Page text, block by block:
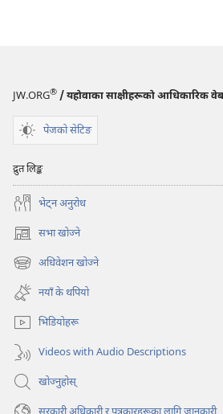
JW.ORG® / यहोवाका साक्षीहरूको आधिकारिक
पेजको सेटिङ
द्रुत लिङ्क
भेट्‌न अनुरोध
सभा खोज्ने
(ब्राउजरको
अर्को
ट्याबमा
नयाँ
पृष्ठ
खुल्नेछ)
अधिवेशन खोज्ने
(ब्राउजरको
अर्को
ट्याबमा
नयाँ
पृष्ठ
खुल्नेछ)
नयाँ के थपियो
भिडियोहरू
Videos with Audio Descriptions
खोज्नुहोस्‌